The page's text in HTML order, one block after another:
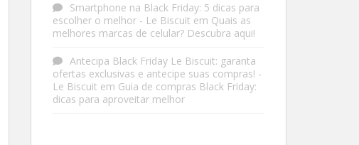
Smartphone na Black Friday: 5 dicas para
escolher o melhor - Le Biscuit em Quais as
melhores marcas de celular? Descubra aqui!
Antecipa Black Friday Le Biscuit: garanta
ofertas exclusivas e antecipe suas compras! -
Le Biscuit em Guia de compras Black Friday:
dicas para aproveitar melhor